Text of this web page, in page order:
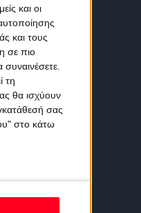
και οι
και τους
σε πιο
τη
θα ισχύουν
σας
στο κάτω